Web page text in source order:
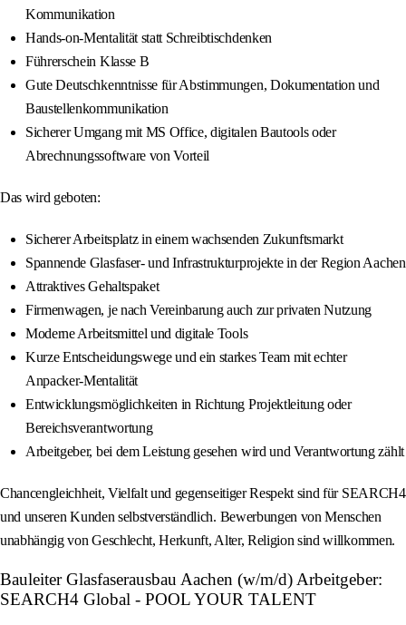
Kommunikation
Hands-on-Mentalität statt Schreibtischdenken
Führerschein Klasse B
Gute Deutschkenntnisse für Abstimmungen, Dokumentation und
Baustellenkommunikation
Sicherer Umgang mit MS Office, digitalen Bautools oder
Abrechnungssoftware von Vorteil
Das wird geboten:
Sicherer Arbeitsplatz in einem wachsenden Zukunftsmarkt
Spannende Glasfaser- und Infrastrukturprojekte in der Region Aachen
Attraktives Gehaltspaket
Firmenwagen, je nach Vereinbarung auch zur privaten Nutzung
Moderne Arbeitsmittel und digitale Tools
Kurze Entscheidungswege und ein starkes Team mit echter
Anpacker-Mentalität
Entwicklungsmöglichkeiten in Richtung Projektleitung oder
Bereichsverantwortung
Arbeitgeber, bei dem Leistung gesehen wird und Verantwortung zählt
Chancengleichheit, Vielfalt und gegenseitiger Respekt sind für SEARCH4
und unseren Kunden selbstverständlich. Bewerbungen von Menschen
unabhängig von Geschlecht, Herkunft, Alter, Religion sind willkommen.
Bauleiter Glasfaserausbau Aachen (w/m/d) Arbeitgeber:
SEARCH4 Global - POOL YOUR TALENT